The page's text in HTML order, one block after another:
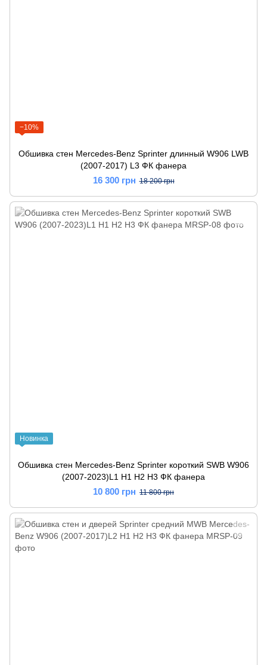
−10%
Обшивка стен Mercedes-Benz Sprinter длинный W906 LWB
(2007-2017) L3 ФК фанера
16 300 грн 18 200 грн
Новинка
Обшивка стен Mercedes-Benz Sprinter короткий SWB W906
(2007-2023)L1 H1 H2 H3 ФК фанера
10 800 грн 11 800 грн